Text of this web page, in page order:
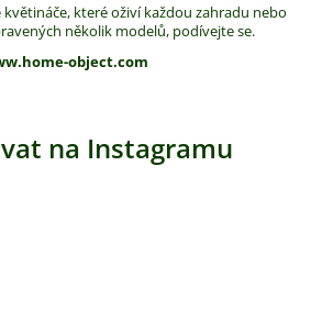
které oživí každou zahradu nebo
několik modelů, podívejte se.
object.com
na Instagramu